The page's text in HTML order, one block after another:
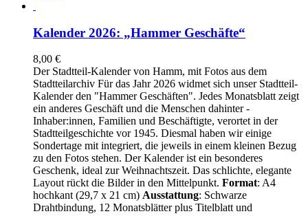
Kalender 2026: „Hammer Geschäfte“
8,00 €
Der Stadtteil-Kalender von Hamm, mit Fotos aus dem
Stadtteilarchiv Für das Jahr 2026 widmet sich unser Stadtteil-
Kalender den "Hammer Geschäften". Jedes Monatsblatt zeigt
ein anderes Geschäft und die Menschen dahinter -
Inhaber:innen, Familien und Beschäftigte, verortet in der
Stadtteilgeschichte vor 1945. Diesmal haben wir einige
Sondertage mit integriert, die jeweils in einem kleinen Bezug
zu den Fotos stehen. Der Kalender ist ein besonderes
Geschenk, ideal zur Weihnachtszeit. Das schlichte, elegante
Layout rückt die Bilder in den Mittelpunkt. Format: A4
hochkant (29,7 x 21 cm) Ausstattung: Schwarze
Drahtbindung, 12 Monatsblätter plus Titelblatt und